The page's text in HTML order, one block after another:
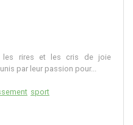
les rires et les cris de joie
par leur passion pour...
sport